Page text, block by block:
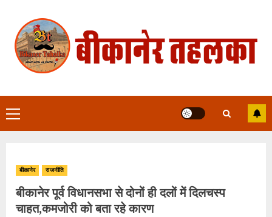
content
Primary
Menu
बीकानेर राजनीति
बीकानेर पूर्व विधानसभा से दोनों ही दलों में दिलचस्प
चाहत,कमजोरी को बता रहे कारण